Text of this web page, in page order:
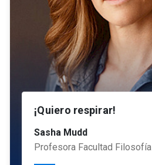
¡Quiero respirar!
Sasha Mudd
Profesora Facultad Filosofía